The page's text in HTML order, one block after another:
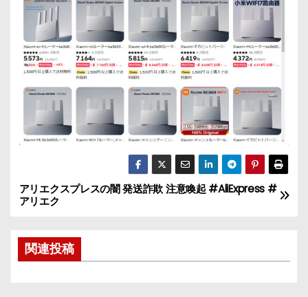
投
ナ
アリエクスプレスの闇 発送詐欺 注意喚起 #AliExpress #
アリエク
関連投稿